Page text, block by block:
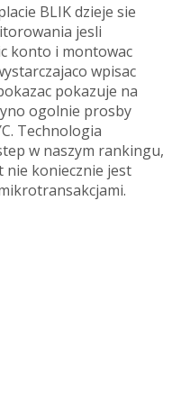
BLIK dzieje sie
jesli
konto i montowac
wpisac
pokazuje na
ogolnie prosby
Technologia
w naszym rankingu,
nie koniecznie jest